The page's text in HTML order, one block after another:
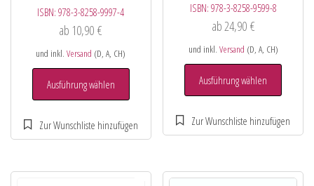
ISBN:978-3-8258-9997-4
ab 10,90€
und inkl.Versand (D, A, CH)
Ausführung wählen
ISBN: 978-3-8258-9599-8
ab24,90 €
und inkl. Versand (D, A, CH)
Ausführung wählen